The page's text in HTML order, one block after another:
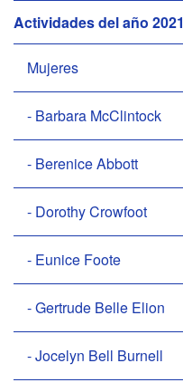
Actividades del año 2021
Mujeres
- Barbara McClintock
- Berenice Abbott
- Dorothy Crowfoot
- Eunice Foote
- Gertrude Belle Elion
- Jocelyn Bell Burnell